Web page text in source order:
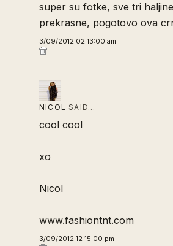
super su fotke, sve tri
prekrasne, pogotovo ova
3/09/2012 02:13:00 am
NICOL SAID…
cool cool
xo
Nicol
www.fashiontnt.com
3/09/2012 12:15:00 pm